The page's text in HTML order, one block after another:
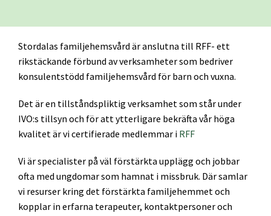
Stordalas familjehemsvård är anslutna till RFF- ett
rikstäckande förbund av verksamheter som bedriver
konsulentstödd familjehemsvård för barn och vuxna.
Det är en tillståndspliktig verksamhet som står under
IVO:s tillsyn och för att ytterligare bekräfta vår höga
kvalitet är vi certifierade medlemmar i RFF
Vi är specialister på väl förstärkta upplägg och jobbar
ofta med ungdomar som hamnat i missbruk. Där samlar
vi resurser kring det förstärkta familjehemmet och
kopplar in erfarna terapeuter, kontaktpersoner och